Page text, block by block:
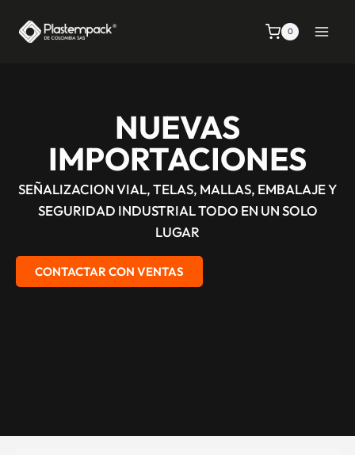
0
NUEVAS
IMPORTACIONES
SEÑALIZACION VIAL, TELAS, MALLAS, EMBALAJE Y
SEGURIDAD INDUSTRIAL TODO EN UN SOLO
LUGAR
CONTACTAR CON VENTAS